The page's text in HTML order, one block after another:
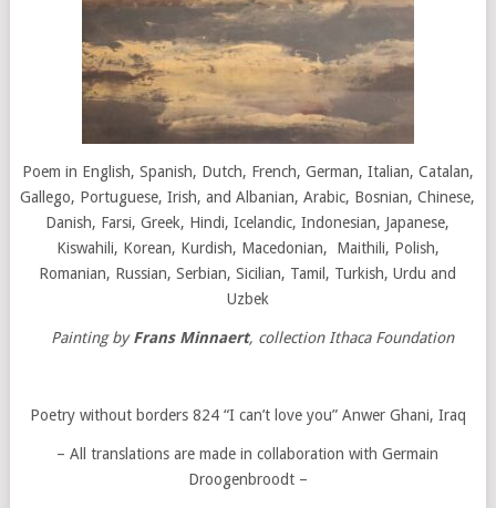
Poem in English, Spanish, Dutch, French, German, Italian, Catalan,
Gallego, Portuguese, Irish, and Albanian, Arabic, Bosnian, Chinese,
Danish, Farsi, Greek, Hindi, Icelandic, Indonesian, Japanese,
Kiswahili, Korean, Kurdish, Macedonian, Maithili, Polish,
Romanian, Russian, Serbian, Sicilian, Tamil, Turkish, Urdu and
Uzbek
Painting byFrans Minnaert, collection Ithaca Foundation
Poetry without borders 824 “I can’t love you” Anwer Ghani, Iraq
– All translations are made in collaboration with Germain
Droogenbroodt –